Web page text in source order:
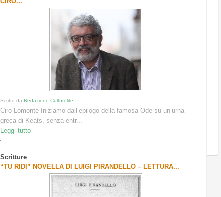
Scritto daRedazione Culturelite
Ciro Lomonte Iniziamo dall’epilogo della famosa Ode su un’urna
greca di Keats, senza entr...
Leggi tutto
Scritture
“TU RIDI” NOVELLA DI LUIGI PIRANDELLO – LETTURA...